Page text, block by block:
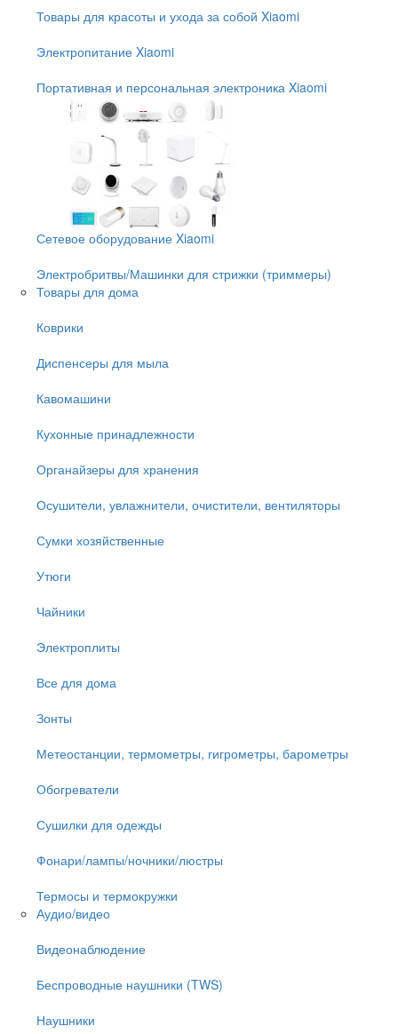
Товары для красоты и ухода за собой Xiaomi
Электропитание Xiaomi
Портативная и персональная электроника Xiaomi
Сетевое оборудование Xiaomi
Электробритвы/Машинки для стрижки (триммеры)
Товары для дома
Коврики
Диспенсеры для мыла
Кавомашини
Кухонные принадлежности
Органайзеры для хранения
Осушители, увлажнители, очистители, вентиляторы
Сумки хозяйственные
Утюги
Чайники
Электроплиты
Все для дома
Зонты
Метеостанции, термометры, гигрометры, барометры
Обогреватели
Сушилки для одежды
Фонари/лампы/ночники/люстры
Термосы и термокружки
Аудио/видео
Видеонаблюдение
Беспроводные наушники (TWS)
Наушники